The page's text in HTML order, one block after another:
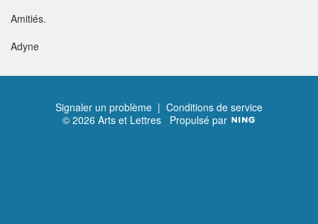
Amitiés.
Adyne
Signaler un problème | Conditions de service
© 2026 Arts et Lettres Propulsé par